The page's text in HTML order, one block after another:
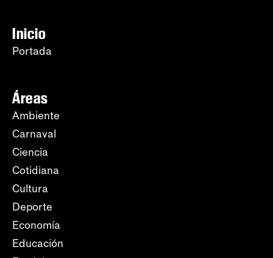
Inicio
Portada
Áreas
Ambiente
Carnaval
Ciencia
Cotidiana
Cultura
Deporte
Economía
Educación